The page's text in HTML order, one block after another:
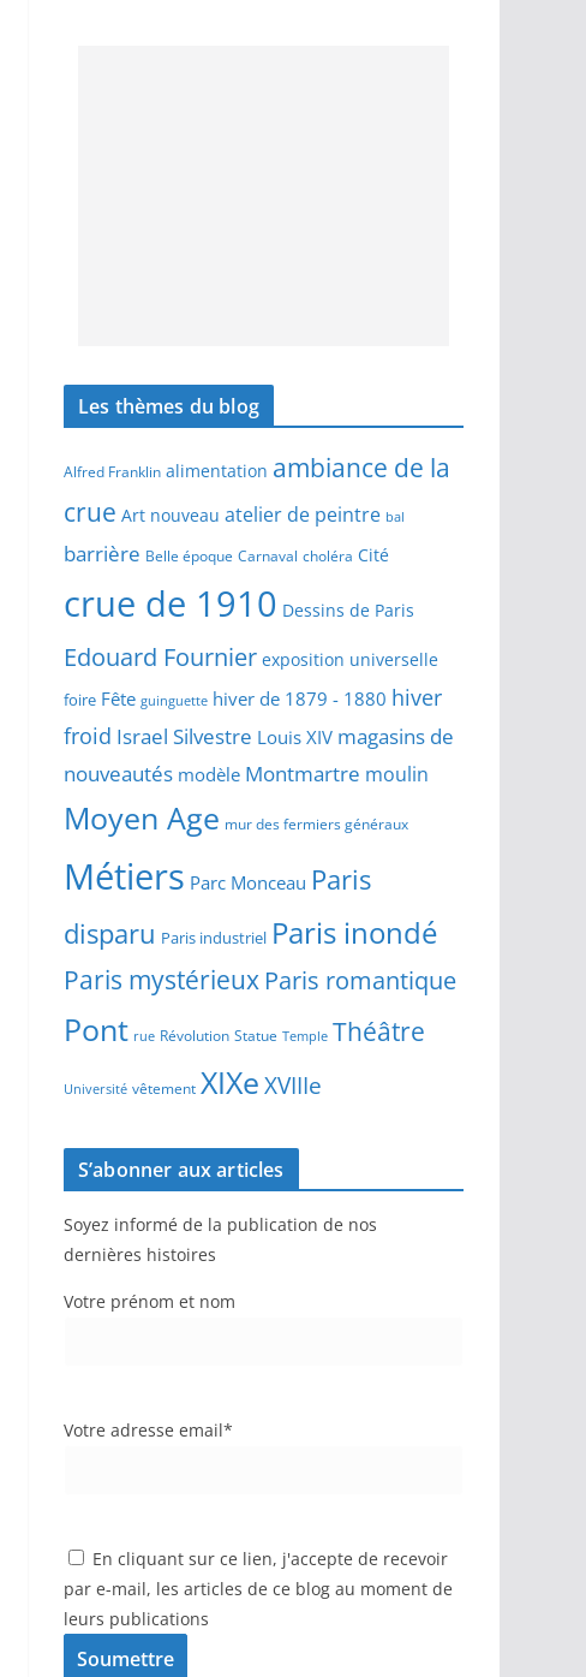
Les thèmes du blog
Alfred Franklin alimentation ambiance de la
crue Art nouveau atelier de peintre bal
barrière Belle époque Carnaval choléra Cité
crue de 1910 Dessins de Paris
Edouard Fournier exposition universelle
foire Fête guinguette hiver de 1879 - 1880 hiver
froid Israel Silvestre Louis XIV magasins de
nouveautés modèle Montmartre moulin
Moyen Age mur des fermiers généraux
Métiers Parc Monceau Paris
disparu Paris industriel Paris inondé
Paris mystérieux Paris romantique
Pont rue Révolution Statue Temple Théâtre
Université vêtement XIXeXVIIIe
S’abonner aux articles
Soyez informé de la publication de nos
dernières histoires
Votre prénom et nom
Votre adresse email*
En cliquant sur ce lien, j'accepte de recevoir
par e-mail, les articles de ce blog au moment de
leurs publications